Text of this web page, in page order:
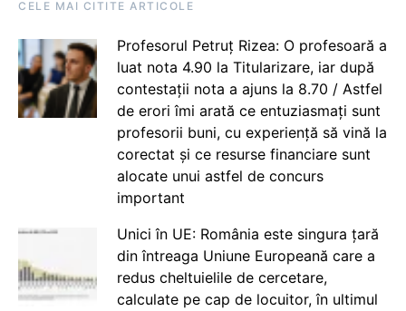
CELE MAI CITITE ARTICOLE
Profesorul Petruț Rizea: O profesoară a
luat nota 4.90 la Titularizare, iar după
contestații nota a ajuns la 8.70 / Astfel
de erori îmi arată ce entuziasmați sunt
profesorii buni, cu experiență să vină la
corectat și ce resurse financiare sunt
alocate unui astfel de concurs
important
Unici în UE: România este singura țară
din întreaga Uniune Europeană care a
redus cheltuielile de cercetare,
calculate pe cap de locuitor, în ultimul